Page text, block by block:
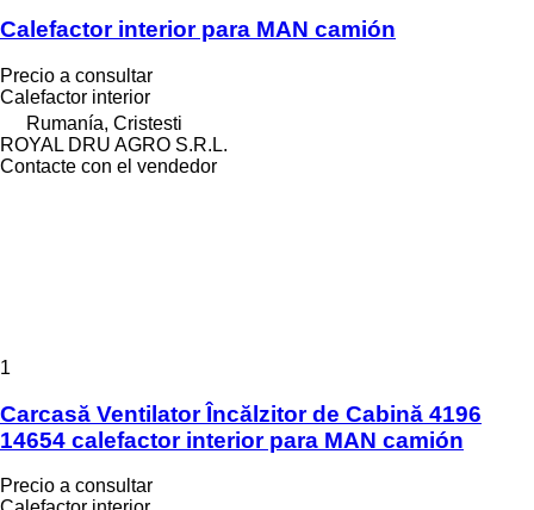
Calefactor interior para MAN camión
Precio a consultar
Calefactor interior
Rumanía, Cristesti
ROYAL DRU AGRO S.R.L.
Contacte con el vendedor
1
Carcasă Ventilator Încălzitor de Cabină 4196
14654 calefactor interior para MAN camión
Precio a consultar